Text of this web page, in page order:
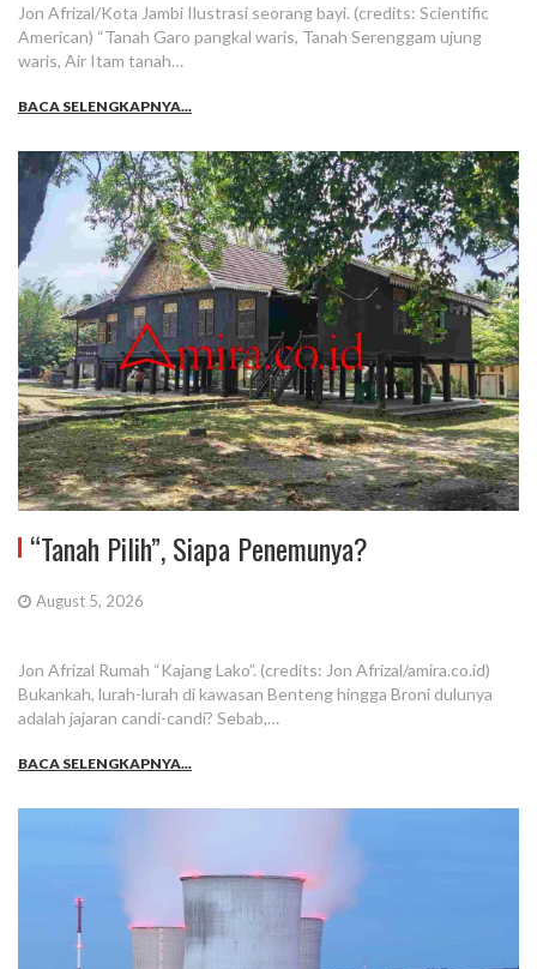
Jon Afrizal/Kota Jambi Ilustrasi seorang bayi. (credits: Scientific
American) “Tanah Garo pangkal waris, Tanah Serenggam ujung
waris, Air Itam tanah…
BACA SELENGKAPNYA...
“Tanah Pilih”, Siapa Penemunya?
August 5, 2026
Jon Afrizal Rumah “Kajang Lako”. (credits: Jon Afrizal/amira.co.id)
Bukankah, lurah-lurah di kawasan Benteng hingga Broni dulunya
adalah jajaran candi-candi? Sebab,…
BACA SELENGKAPNYA...